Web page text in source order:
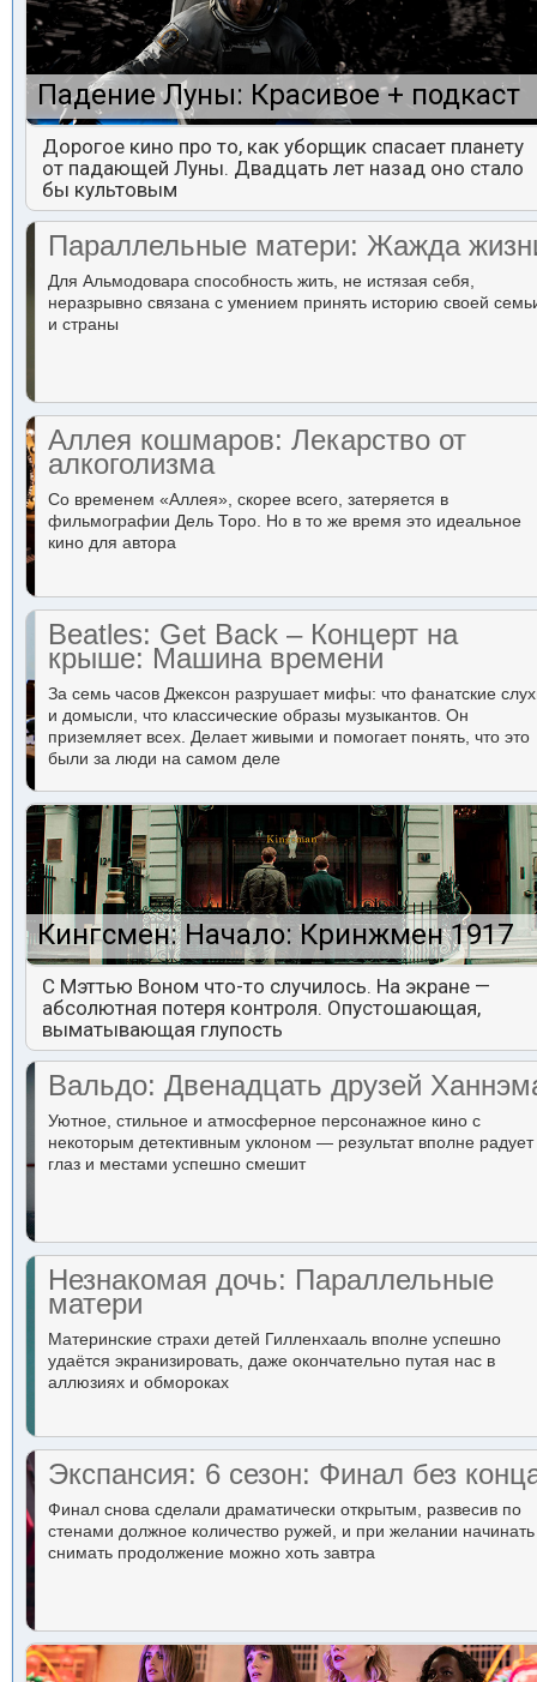
Падение Луны: Красивое + подкаст
Дорогое кино про то, как уборщик спасает планету
от падающей Луны. Двадцать лет назад оно стало
бы культовым
Параллельные матери: Жажда
Для Альмодовара способность жить, не истязая себя,
неразрывно связана с умением принять историю своей
и страны
Аллея кошмаров: Лекарство от
алкоголизма
Со временем «Аллея», скорее всего, затеряется в
фильмографии Дель Торо. Но в то же время это идеальное
кино для автора
Beatles: Get Back – Концерт на
крыше: Машина времени
За семь часов Джексон разрушает мифы: что фанатские
и домысли, что классические образы музыкантов. Он
приземляет всех. Делает живыми и помогает понять, что это
были за люди на самом деле
Кингсмен: Начало: Кринжмен 1917
С Мэттью Воном что-то случилось. На экране —
абсолютная потеря контроля. Опустошающая,
выматывающая глупость
Вальдо: Двенадцать друзей
Уютное, стильное и атмосферное персонажное кино с
некоторым детективным уклоном — результат вполне радует
глаз и местами успешно смешит
Незнакомая дочь: Параллельные
матери
Материнские страхи детей Гилленхааль вполне успешно
удаётся экранизировать, даже окончательно путая нас в
аллюзиях и обмороках
Экспансия: 6 сезон: Финал без
Финал снова сделали драматически открытым, развесив по
стенами должное количество ружей, и при желании начинать
снимать продолжение можно хоть завтра